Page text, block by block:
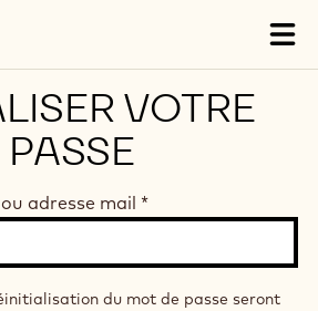
VOTRE
adresse mail *
du mot de passe seront